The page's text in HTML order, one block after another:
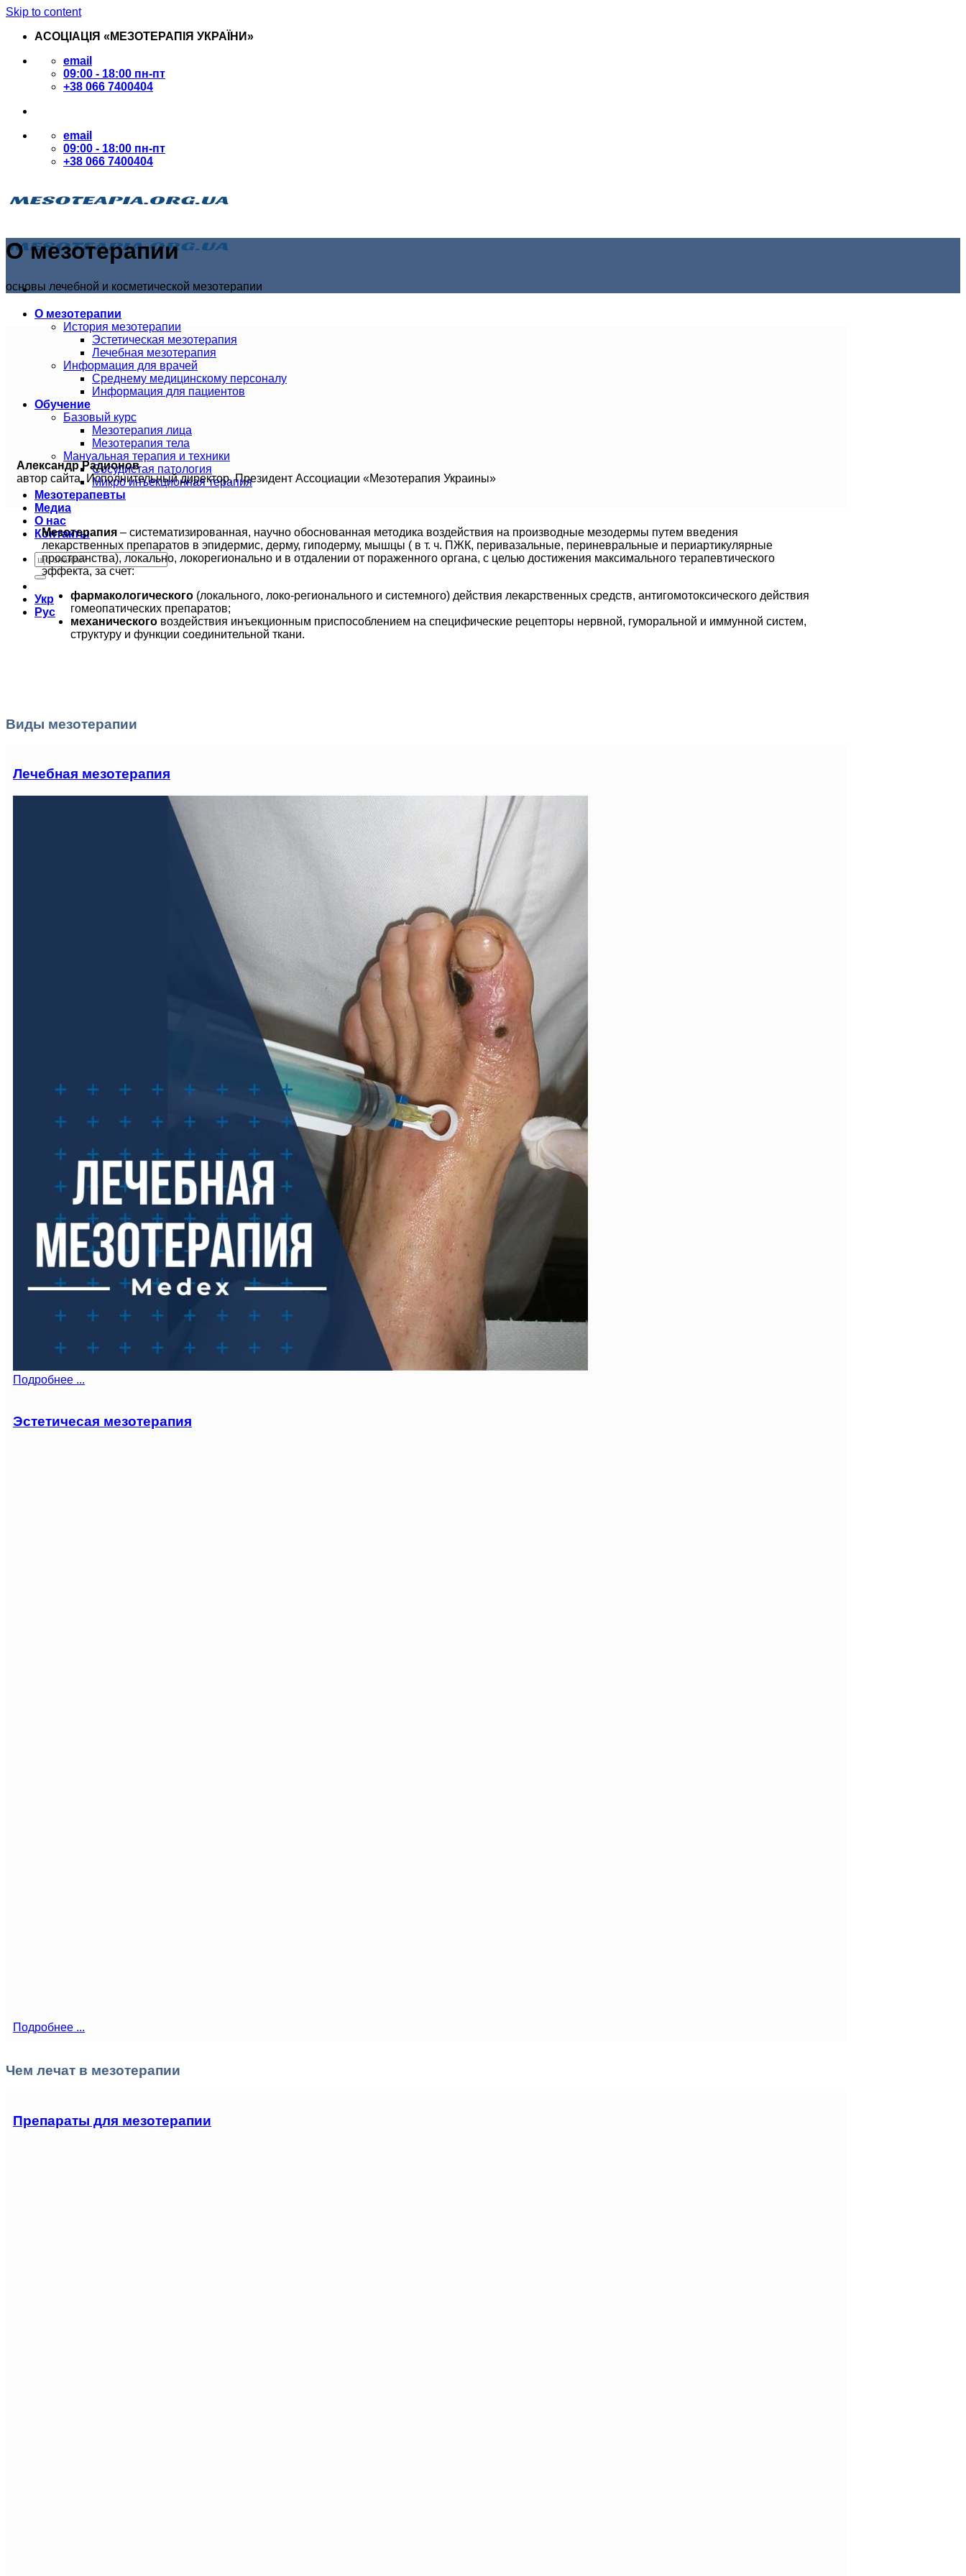
Skip to content
АСОЦІАЦІЯ «МЕЗОТЕРАПІЯ УКРАЇНИ»
email
09:00 - 18:00 пн-пт
+38 066 7400404
email
09:00 - 18:00 пн-пт
+38 066 7400404
О мезотерапии
История мезотерапии
Эстетическая мезотерапия
Лечебная мезотерапия
Информация для врачей
Среднему медицинскому персоналу
Информация для пациентов
Обучение
Базовый курс
Мезотерапия лица
Мезотерапия тела
Мануальная терапия и техники
Сосудистая патология
Микро инъекционная терапия
Мезотерапевты
Медиа
О нас
Контакты
Укр
Рус
О мезотерапии
основы лечебной и косметической мезотерапии
Александр Радионов
автор сайта, Исполнительный директор, Президент Ассоциации «Мезотерапия Украины»
Мезотерапия – систематизированная, научно обоснованная методика воздействия на производные мезодермы путем введения
лекарственных препаратов в эпидермис, дерму, гиподерму, мышцы ( в т. ч. ПЖК, перивазальные, периневральные и периартикулярные
пространства), локально, локорегионально и в отдалении от пораженного органа, с целью достижения максимального терапевтического
эффекта, за счет:
фармакологического (локального, локо-регионального и системного) действия лекарственных средств, антигомотоксического действия
гомеопатических препаратов;
механического воздействия инъекционным приспособлением на специфические рецепторы нервной, гуморальной и иммунной систем,
структуру и функции соединительной ткани.
Виды мезотерапии
Лечебная мезотерапия
Подробнее ...
Эстетичесая мезотерапия
Подробнее ...
Чем лечат в мезотерапии
Препараты для мезотерапии